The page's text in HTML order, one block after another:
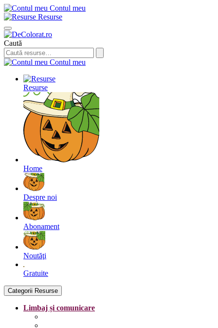
Contul meu
Resurse
Caută
Contul meu
Resurse
Home
Despre noi
Abonament
Noutăţi
Gratuite
Categorii Resurse
Limbaj și comunicare